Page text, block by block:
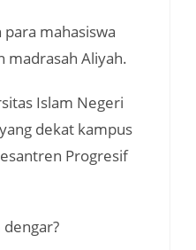
mahasiswa
madrasah Aliyah.
Islam Negeri
dekat kampus
Progresif